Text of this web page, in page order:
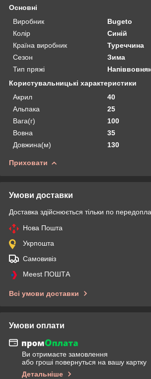
Основні
Виробник
Bugeto
Колір
Синій
Країна виробник
Туреччина
Сезон
Зима
Тип пряжі
Користувальницькі характеристики
Акрил
40
Альпака
25
Вага(г)
100
Вовна
35
Довжина(м)
130
Приховати
Умови доставки
Доставка здійснюється тільки по
Нова Пошта
Укрпошта
Самовивіз
Meest ПОШТА
Всі умови доставки
Умови оплати
Ви отримаєте замовлення
або гроші повернуться на вашу картку
Детальніше